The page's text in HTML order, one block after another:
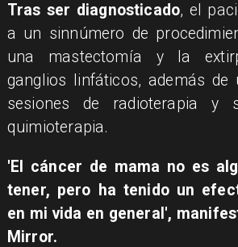
Tras ser diagnosticado, el
a un sinnúmero de
una mastectomía y la
ganglios linfáticos, además de
sesiones de radioterapia y
quimioterapia.
'El cáncer de mama no es
tener, pero ha tenido un
en mi vida en general',
Mirror.